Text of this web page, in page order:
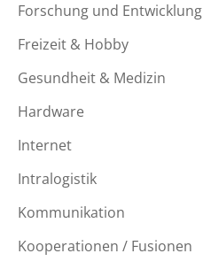
Forschung und Entwicklung
Freizeit & Hobby
Gesundheit & Medizin
Hardware
Internet
Intralogistik
Kommunikation
Kooperationen / Fusionen